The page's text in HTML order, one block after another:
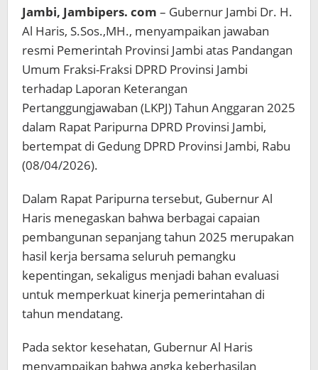
Jambi, Jambipers. com – Gubernur Jambi Dr. H.
Al Haris, S.Sos.,MH., menyampaikan jawaban
resmi Pemerintah Provinsi Jambi atas Pandangan
Umum Fraksi-Fraksi DPRD Provinsi Jambi
terhadap Laporan Keterangan
Pertanggungjawaban (LKPJ) Tahun Anggaran 2025
dalam Rapat Paripurna DPRD Provinsi Jambi,
bertempat di Gedung DPRD Provinsi Jambi, Rabu
(08/04/2026).
Dalam Rapat Paripurna tersebut, Gubernur Al
Haris menegaskan bahwa berbagai capaian
pembangunan sepanjang tahun 2025 merupakan
hasil kerja bersama seluruh pemangku
kepentingan, sekaligus menjadi bahan evaluasi
untuk memperkuat kinerja pemerintahan di
tahun mendatang.
Pada sektor kesehatan, Gubernur Al Haris
menyampaikan bahwa angka keberhasilan